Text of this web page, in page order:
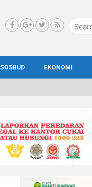
SOSBUD EKONOMI